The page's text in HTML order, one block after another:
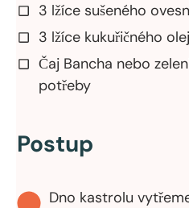
3 lžíce sušeného
3 lžíce kukuřičného
Čaj Bancha nebo
potřeby
Postup
Dno kastrolu